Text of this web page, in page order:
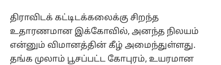
திராவிடக் கட்டிடக்கலைக்கு சிறந்த
உதாரணமான இக்கோவில், அனந்த நிலயம்
என்னும் விமானத்தின் கீழ் அமைந்துள்ளது.
தங்க முலாம் பூசப்பட்ட கோபுரம், உயரமான